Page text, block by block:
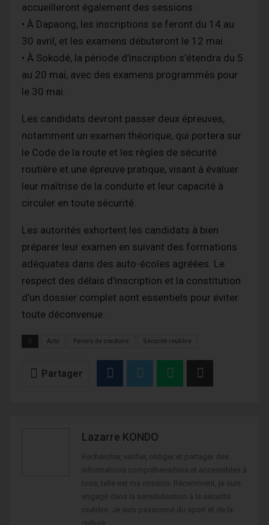
accueilleront également des sessions :
• À Dapaong, les inscriptions se feront du 14 au
30 avril, et les examens débuteront le 12 mai.
• À Sokodé, la période d’inscription s’étendra du 5
au 20 mai, avec des examens programmés pour
le 30 mai.
Les candidats devront passer deux épreuves,
notamment un examen théorique, qui portera sur
le Code de la route et les règles de sécurité
routière et une épreuve pratique, visant à évaluer
leur maîtrise de la conduite et leur capacité à
circuler en toute sécurité.
Les autorités exhortent les candidats à bien
préparer leur examen en suivant des formations
adéquates dans des auto-écoles agréées. Le
respect des délais d’inscription et la constitution
d’un dossier complet sont essentiels pour éviter
toute déconvenue.
Actu Permis de conduire Sécurité routière
Partager
Lazarre KONDO
Rechercher, vérifier, rédiger et partager des
informations compréhensibles et accessibles à
tous, telle est ma mission. Récemment, je suis
engagé dans la sensibilisation à la sécurité
routière. Je suis passionné du sport et de la
culture.